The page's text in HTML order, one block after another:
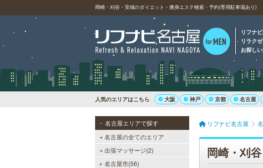
岡崎・刈谷・安城のダイエット・痩身エステ検索・予約(専用駐車場あり)
リフナ
リラク
お探し
人気のエリアはこちら 大阪 神戸 京都 名古屋
名古屋エリアで探す
名古屋の全てのエリア
出張マッサージ(2)
名古屋市(56)
リフナビ名古屋
岡崎・刈